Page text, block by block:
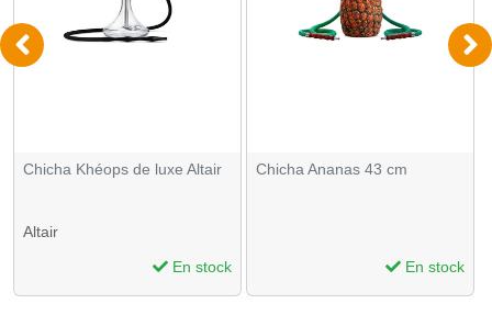
Chicha Khéops de luxe Altair
Altair
En stock
Chicha Ananas 43 cm
En stock